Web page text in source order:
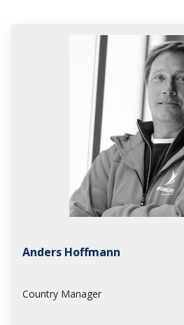
Anders Hoffmann
Country Manager